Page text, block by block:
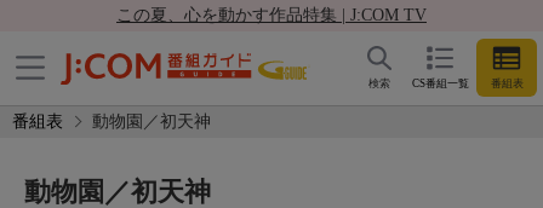
この夏、心を動かす作品特集 | J:COM TV
CS番組一覧 番組表
検索
番組表 動物園／初天神
動物園／初天神